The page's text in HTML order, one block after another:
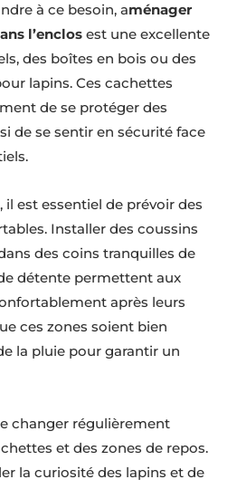
à ce besoin, aménager
l’enclos est une excellente
des boîtes en bois ou des
lapins. Ces cachettes
de se protéger des
de se sentir en sécurité face
il est essentiel de prévoir des
Installer des coussins
des coins tranquilles de
détente permettent aux
après leurs
ces zones soient bien
la pluie pour garantir un
changer régulièrement
et des zones de repos.
la curiosité des lapins et de